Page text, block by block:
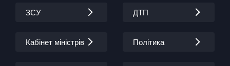
ЗСУ ДТП
Кабінет міністрів Політика